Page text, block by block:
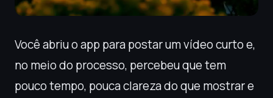
Você abriu o app para postar um vídeo curto e,
no meio do processo, percebeu que tem
pouco tempo, pouca clareza do que mostrar e